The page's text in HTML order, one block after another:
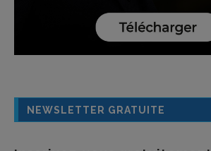
NEWSLETTER GRATUITE